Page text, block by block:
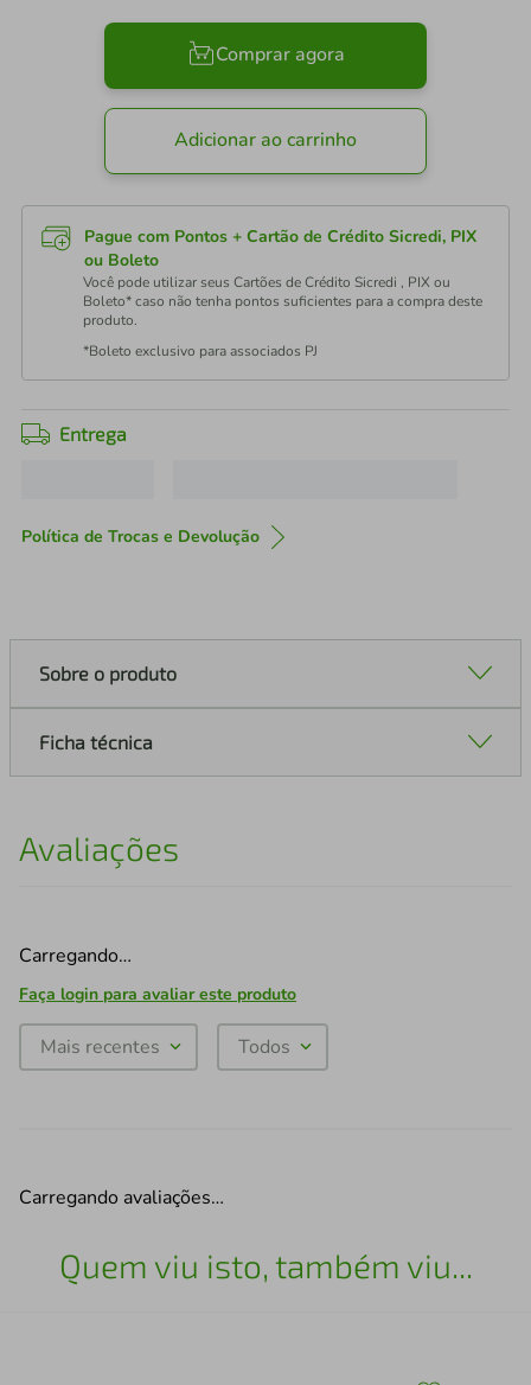
Comprar agora
Adicionar ao carrinho
Pague com Pontos + Cartão de Crédito Sicredi, PIX
ou Boleto
Você pode utilizar seus Cartões de Crédito Sicredi , PIX ou
Boleto* caso não tenha pontos suficientes para a compra deste
produto.
*Boleto exclusivo para associados PJ
Entrega
Política de Trocas e Devolução
Sobre o produto
Ficha técnica
Avaliações
Carregando…
Faça login para avaliar este produto
Mais recentes Todos
Carregando avaliações…
Quem viu isto, também viu...